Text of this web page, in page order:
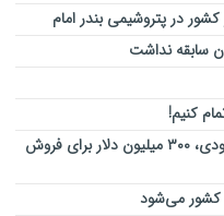
کنیم!
قایق مجلل وزیر دفاع سابق عربستان سعودی، ۳۰۰ میلیون دلار برای فروش
کشور می‌شود